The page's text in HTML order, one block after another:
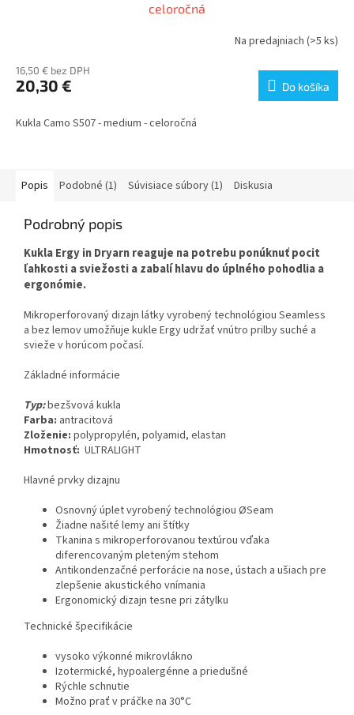
celoročná
Na predajniach (>5 ks)
16,50 € bez DPH
20,30 € Do košíka
Kukla Camo S507 - medium - celoročná
Popis Podobné (1) Súvisiace súbory (1) Diskusia
Podrobný popis
Kukla Ergy in Dryarn reaguje na potrebu ponúknuť pocit
ľahkosti a sviežosti a zabalí hlavu do úplného pohodlia a
ergonómie.
Mikroperforovaný dizajn látky vyrobený technológiou Seamless
a bez lemov umožňuje kukle Ergy udržať vnútro prilby suché a
svieže v horúcom počasí.
Základné informácie
Typ:bezšvová kukla
Farba: antracitová
Zloženie: polypropylén, polyamid, elastan
Hmotnosť: ULTRALIGHT
Hlavné prvky dizajnu
Osnovný úplet vyrobený technológiou ØSeam
Žiadne našité lemy ani štítky
Tkanina s mikroperforovanou textúrou vďaka
diferencovaným pleteným stehom
Antikondenzačné perforácie na nose, ústach a ušiach pre
zlepšenie akustického vnímania
Ergonomický dizajn tesne pri zátylku
Technické špecifikácie
vysoko výkonné mikrovlákno
Izotermické, hypoalergénne a priedušné
Rýchle schnutie
Možno prať v práčke na 30°C